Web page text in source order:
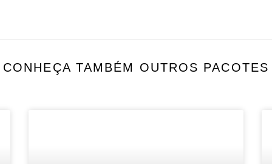
CONHEÇA TAMBÉM OUTROS PACOTES